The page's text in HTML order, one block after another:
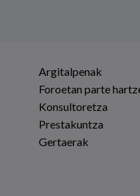
Argitalpenak
Foroetan parte
Konsultoretza
Prestakuntza
Gertaerak